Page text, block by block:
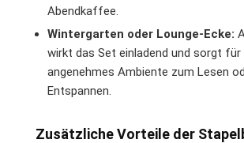
Abendkaffee.
Wintergarten oder Lounge-Ecke:
wirkt das Set einladend und sorgt für
angenehmes Ambiente zum Lesen
Entspannen.
Zusätzliche Vorteile der